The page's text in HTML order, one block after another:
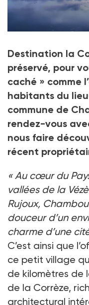
Destination la
préservé, pour
caché » comme
habitants du
commune de
rendez-vous
nous faire
récent
« Au cœur du
vallées de la
Rujoux,
douceur d’un
charme d’une
C’est ainsi que
ce petit village
de kilomètres de
de la Corrèze,
architectural